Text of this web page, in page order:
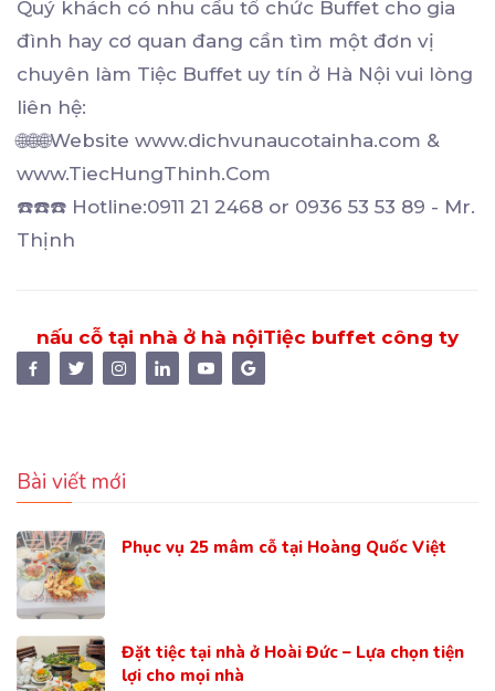
Quý khách có nhu cầu tổ chức Buffet cho gia
đình hay cơ quan đang cần tìm một đơn vị
chuyên làm Tiệc Buffet uy tín ở Hà Nội vui lòng
liên hệ:
🌐🌐🌐Website www.dichvunaucotainha.com &
www.TiecHungThinh.Com
☎️☎️☎️ Hotline:0911 21 2468 or 0936 53 53 89 - Mr.
Thịnh
nấu cỗ tại nhà ở hà nộiTiệc buffet công ty
Bài viết mới
Phục vụ 25 mâm cỗ tại Hoàng Quốc Việt
Đặt tiệc tại nhà ở Hoài Đức – Lựa chọn tiện
lợi cho mọi nhà